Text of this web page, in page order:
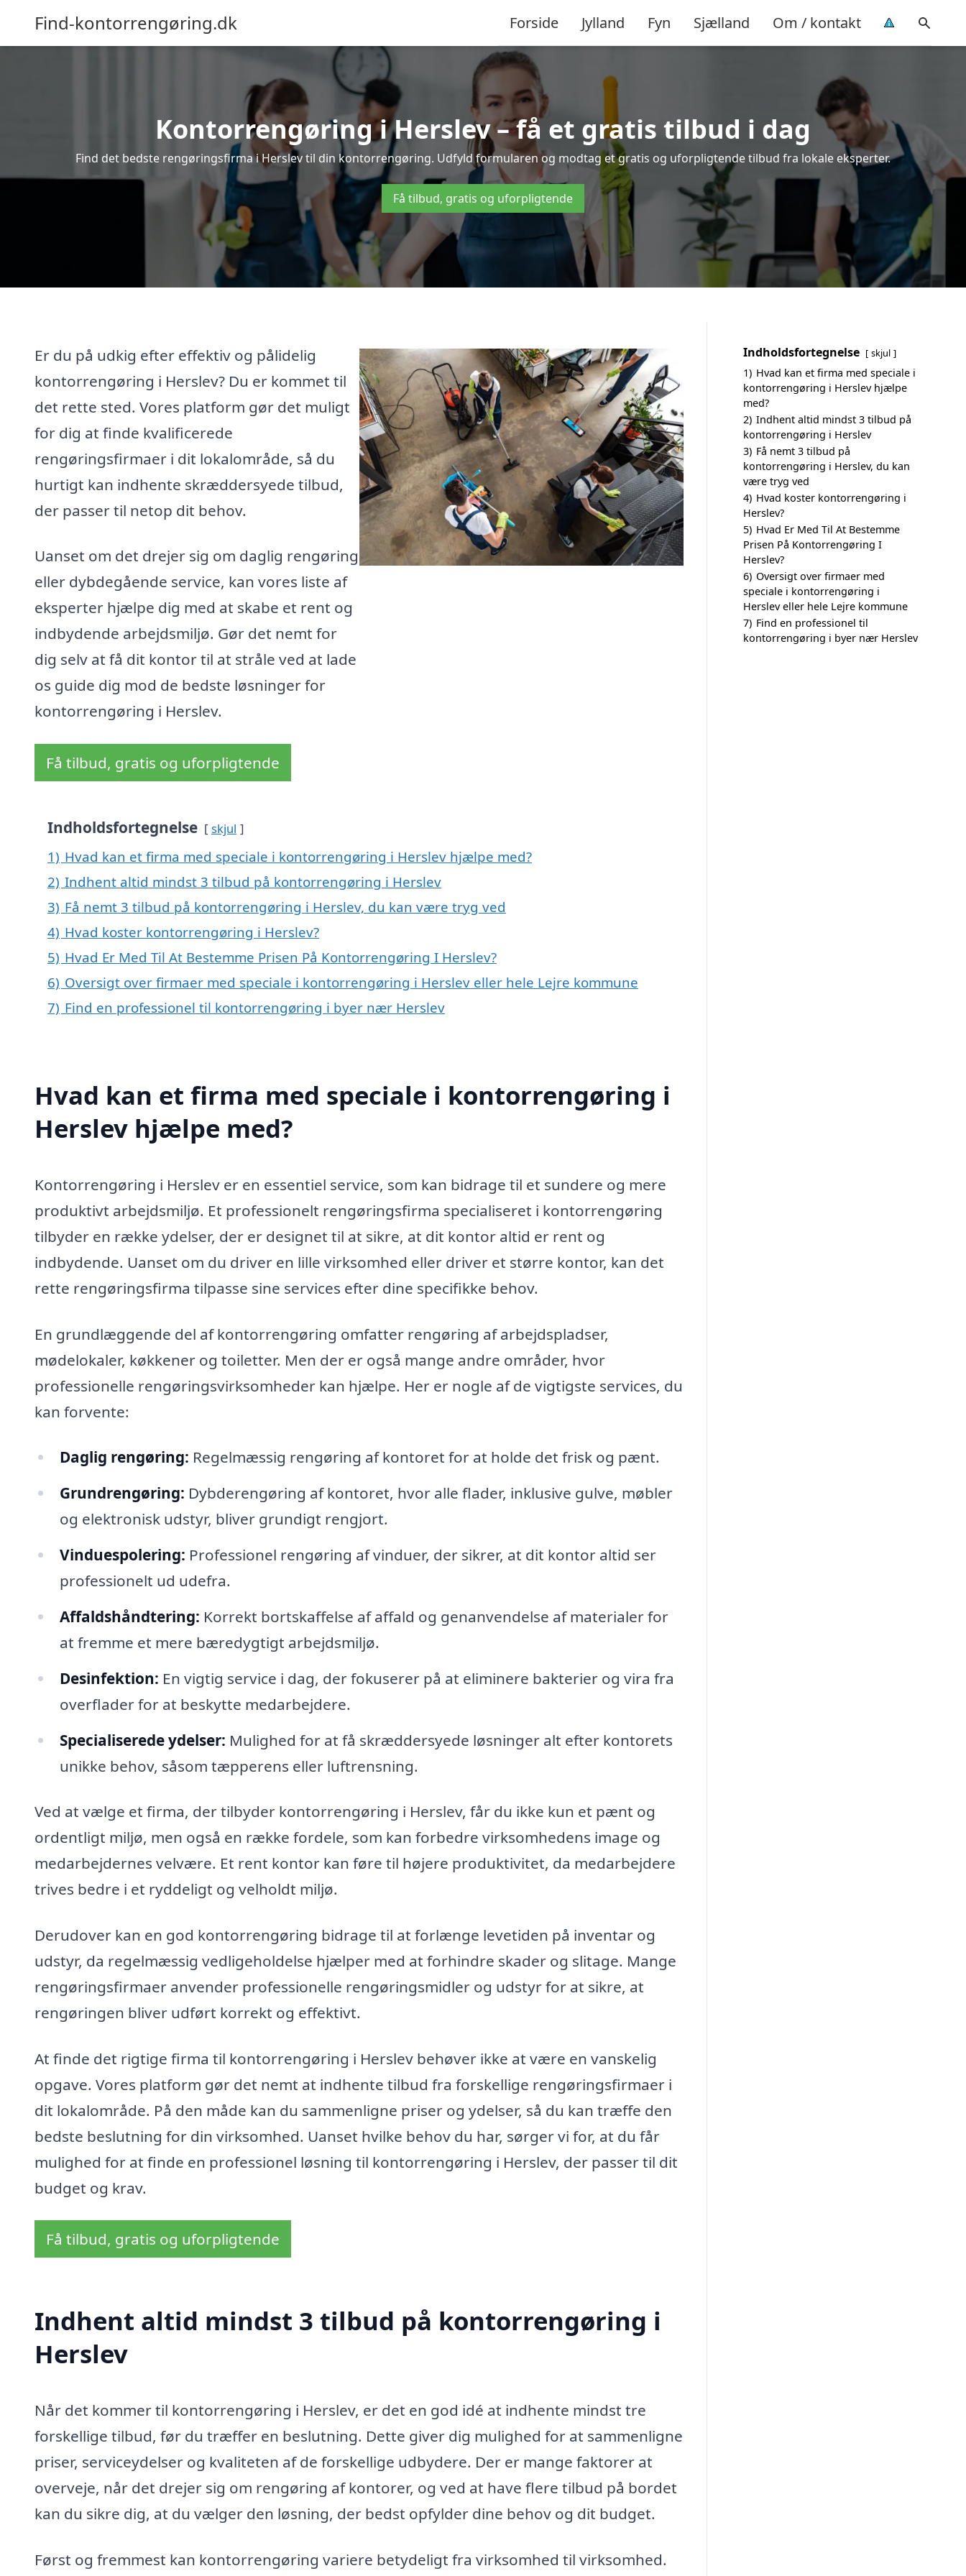
Find-kontorrengøring.dk Forside Jylland Fyn Sjælland Om / kontakt
Kontorrengøring i Herslev – få et gratis tilbud i dag
Find det bedste rengøringsfirma i Herslev til din kontorrengøring. Udfyld formularen og modtag et gratis og uforpligtende tilbud fra lokale eksperter.
Få tilbud, gratis og uforpligtende
Er du på udkig efter effektiv og pålidelig
kontorrengøring i Herslev? Du er kommet til
det rette sted. Vores platform gør det muligt
for dig at finde kvalificerede
rengøringsfirmaer i dit lokalområde, så du
hurtigt kan indhente skræddersyede tilbud,
der passer til netop dit behov.
Uanset om det drejer sig om daglig rengøring
eller dybdegående service, kan vores liste af
eksperter hjælpe dig med at skabe et rent og
indbydende arbejdsmiljø. Gør det nemt for
dig selv at få dit kontor til at stråle ved at lade
os guide dig mod de bedste løsninger for
kontorrengøring i Herslev.
Få tilbud, gratis og uforpligtende
Indholdsfortegnelse skjul
1) Hvad kan et firma med speciale i kontorrengøring i Herslev hjælpe med?
2) Indhent altid mindst 3 tilbud på kontorrengøring i Herslev
3) Få nemt 3 tilbud på kontorrengøring i Herslev, du kan være tryg ved
4) Hvad koster kontorrengøring i Herslev?
5) Hvad Er Med Til At Bestemme Prisen På Kontorrengøring I Herslev?
6) Oversigt over firmaer med speciale i kontorrengøring i Herslev eller hele Lejre kommune
7) Find en professionel til kontorrengøring i byer nær Herslev
Hvad kan et firma med speciale i kontorrengøring i
Herslev hjælpe med?
Kontorrengøring i Herslev er en essentiel service, som kan bidrage til et sundere og mere
produktivt arbejdsmiljø. Et professionelt rengøringsfirma specialiseret i kontorrengøring
tilbyder en række ydelser, der er designet til at sikre, at dit kontor altid er rent og
indbydende. Uanset om du driver en lille virksomhed eller driver et større kontor, kan det
rette rengøringsfirma tilpasse sine services efter dine specifikke behov.
En grundlæggende del af kontorrengøring omfatter rengøring af arbejdspladser,
mødelokaler, køkkener og toiletter. Men der er også mange andre områder, hvor
professionelle rengøringsvirksomheder kan hjælpe. Her er nogle af de vigtigste services, du
kan forvente:
Daglig rengøring: Regelmæssig rengøring af kontoret for at holde det frisk og pænt.
Grundrengøring: Dybderengøring af kontoret, hvor alle flader, inklusive gulve, møbler
og elektronisk udstyr, bliver grundigt rengjort.
Vinduespolering: Professionel rengøring af vinduer, der sikrer, at dit kontor altid ser
professionelt ud udefra.
Affaldshåndtering: Korrekt bortskaffelse af affald og genanvendelse af materialer for
at fremme et mere bæredygtigt arbejdsmiljø.
Desinfektion: En vigtig service i dag, der fokuserer på at eliminere bakterier og vira fra
overflader for at beskytte medarbejdere.
Specialiserede ydelser: Mulighed for at få skræddersyede løsninger alt efter kontorets
unikke behov, såsom tæpperens eller luftrensning.
Ved at vælge et firma, der tilbyder kontorrengøring i Herslev, får du ikke kun et pænt og
ordentligt miljø, men også en række fordele, som kan forbedre virksomhedens image og
medarbejdernes velvære. Et rent kontor kan føre til højere produktivitet, da medarbejdere
trives bedre i et ryddeligt og velholdt miljø.
Derudover kan en god kontorrengøring bidrage til at forlænge levetiden på inventar og
udstyr, da regelmæssig vedligeholdelse hjælper med at forhindre skader og slitage. Mange
rengøringsfirmaer anvender professionelle rengøringsmidler og udstyr for at sikre, at
rengøringen bliver udført korrekt og effektivt.
At finde det rigtige firma til kontorrengøring i Herslev behøver ikke at være en vanskelig
opgave. Vores platform gør det nemt at indhente tilbud fra forskellige rengøringsfirmaer i
dit lokalområde. På den måde kan du sammenligne priser og ydelser, så du kan træffe den
bedste beslutning for din virksomhed. Uanset hvilke behov du har, sørger vi for, at du får
mulighed for at finde en professionel løsning til kontorrengøring i Herslev, der passer til dit
budget og krav.
Få tilbud, gratis og uforpligtende
Indhent altid mindst 3 tilbud på kontorrengøring i
Herslev
Når det kommer til kontorrengøring i Herslev, er det en god idé at indhente mindst tre
forskellige tilbud, før du træffer en beslutning. Dette giver dig mulighed for at sammenligne
priser, serviceydelser og kvaliteten af de forskellige udbydere. Der er mange faktorer at
overveje, når det drejer sig om rengøring af kontorer, og ved at have flere tilbud på bordet
kan du sikre dig, at du vælger den løsning, der bedst opfylder dine behov og dit budget.
Først og fremmest kan kontorrengøring variere betydeligt fra virksomhed til virksomhed.
Indholdsfortegnelse skjul
1) Hvad kan et firma med speciale i
kontorrengøring i Herslev hjælpe
med?
2) Indhent altid mindst 3 tilbud på
kontorrengøring i Herslev
3) Få nemt 3 tilbud på
kontorrengøring i Herslev, du kan
være tryg ved
4) Hvad koster kontorrengøring i
Herslev?
5) Hvad Er Med Til At Bestemme
Prisen På Kontorrengøring I
Herslev?
6) Oversigt over firmaer med
speciale i kontorrengøring i
Herslev eller hele Lejre kommune
7) Find en professionel til
kontorrengøring i byer nær Herslev